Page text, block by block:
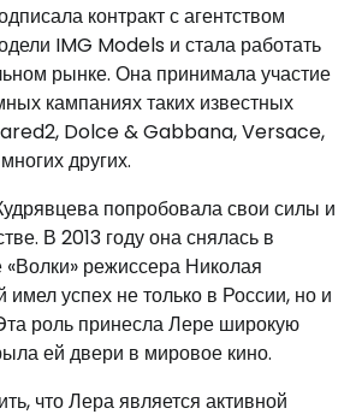
контракт с агентством
IMG Models и стала работать
рынке. Она принимала участие
кампаниях таких известных
Dolce & Gabbana, Versace,
других.
попробовала свои силы и
В 2013 году она снялась в
режиссера Николая
успех не только в России, но и
роль принесла Лере широкую
ей двери в мировое кино.
что Лера является активной